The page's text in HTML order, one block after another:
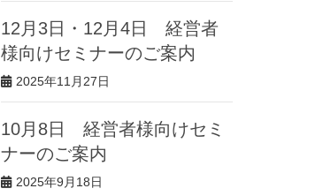
12月3日・12月4日 経営者
様向けセミナーのご案内
2025年11月27日
10月8日 経営者様向けセミ
ナーのご案内
2025年9月18日